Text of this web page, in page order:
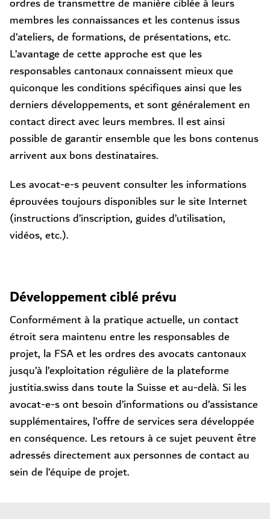
membres les connaissances et les contenus issus
d’ateliers, de formations, de présentations, etc.
L’avantage de cette approche est que les
responsables cantonaux connaissent mieux que
quiconque les conditions spécifiques ainsi que les
derniers développements, et sont généralement en
contact direct avec leurs membres. Il est ainsi
possible de garantir ensemble que les bons contenus
arrivent aux bons destinataires.
Les avocat-e-s peuvent consulter les informations
éprouvées toujours disponibles sur le site Internet
(instructions d’inscription, guides d’utilisation,
vidéos, etc.).
Développement ciblé prévu
Conformément à la pratique actuelle, un contact
étroit sera maintenu entre les responsables de
projet, la FSA et les ordres des avocats cantonaux
jusqu’à l’exploitation régulière de la plateforme
justitia.swiss dans toute la Suisse et au-delà. Si les
avocat-e-s ont besoin d’informations ou d’assistance
supplémentaires, l’offre de services sera développée
en conséquence. Les retours à ce sujet peuvent être
adressés directement aux personnes de contact au
sein de l’équipe de projet.